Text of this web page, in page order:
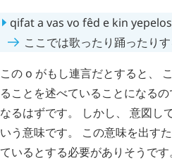
qifata vas vo fêd e kin yepelos
ここでは歌ったり踊ったりす
この o がもし連言だとすると、
ることを述べていることになる
なるはずです。 しかし、 意図し
いう意味です。 この意味を出す
ているとする必要がありそうで